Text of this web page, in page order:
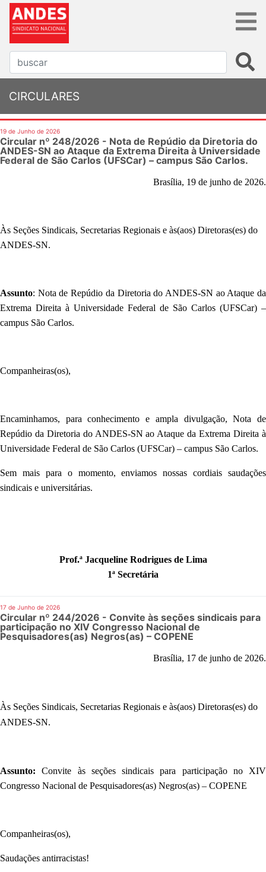
CIRCULARES
19 de Junho de 2026
Circular nº 248/2026 - Nota de Repúdio da Diretoria do
ANDES-SN ao Ataque da Extrema Direita à Universidade
Federal de São Carlos (UFSCar) – campus São Carlos.
Brasília, 19 de junho de 2026.
Às Seções Sindicais, Secretarias Regionais e às(aos) Diretoras(es) do
ANDES-SN.
Assunto: Nota de Repúdio da Diretoria do ANDES-SN ao Ataque da
Extrema Direita à Universidade Federal de São Carlos (UFSCar) –
campus São Carlos.
Companheiras(os),
Encaminhamos, para conhecimento e ampla divulgação,Nota de
Repúdio da Diretoria do ANDES-SN ao Ataque da Extrema Direita à
Universidade Federal de São Carlos (UFSCar) – campus São Carlos.
Sem mais para o momento, enviamos nossas cordiais saudações
sindicais e universitárias.
Prof.ª Jacqueline Rodrigues de Lima
1ª Secretária
17 de Junho de 2026
Circular nº 244/2026 - Convite às seções sindicais para
participação no XIV Congresso Nacional de
Pesquisadores(as) Negros(as) – COPENE
Brasília, 17 de junho de 2026.
Às Seções Sindicais, Secretarias Regionais e às(aos) Diretoras(es) do
ANDES-SN.
Assunto: Convite às seções sindicais para participação no XIV
Congresso Nacional de Pesquisadores(as) Negros(as) – COPENE
Companheiras(os),
Saudações antirracistas!